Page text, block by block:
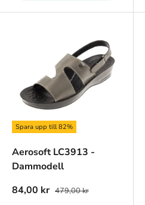
Spara upp till 82%
Aerosoft LC3913 -
Dammodell
84,00 kr 479,00 kr